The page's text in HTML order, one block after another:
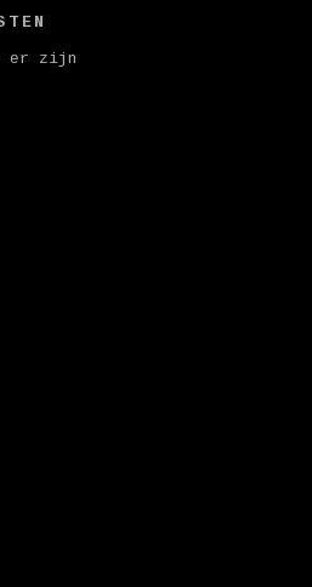
er zijn